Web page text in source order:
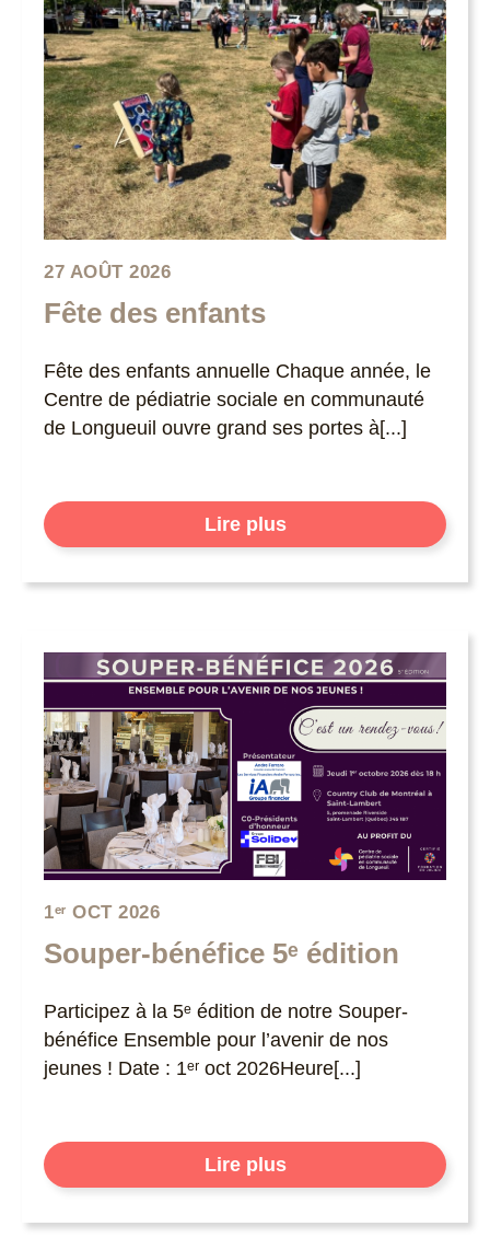
27 AOÛT 2026
Fête des enfants
Fête des enfants annuelle Chaque année, le
Centre de pédiatrie sociale en communauté
de Longueuil ouvre grand ses portes à[...]
Lire plus
1ᵉʳ OCT 2026
Souper-bénéfice 5ᵉ édition
Participez à la 5ᵉ édition de notre Souper-
bénéfice Ensemble pour l’avenir de nos
jeunes ! Date : 1ᵉʳ oct 2026Heure[...]
Lire plus